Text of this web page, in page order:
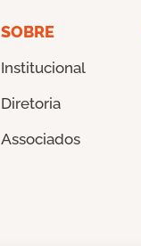
SOBRE
Institucional
Diretoria
Associados